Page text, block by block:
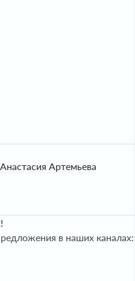
Анастасия Артемьева
в наших каналах: